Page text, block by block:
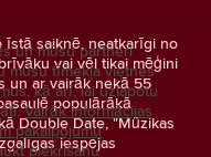
saiknē, neatkarīgi no
vai vēl tikai mēģini
un ar vairāk nekā 55
populārākā
Double Date, "Mūzikas
iespējas
un mūsu partneri
mūsu tīmekļa vietnes
kā arī, lai uzlabotu
Vairāk informācijas
pakalpojumu
piekrišanu